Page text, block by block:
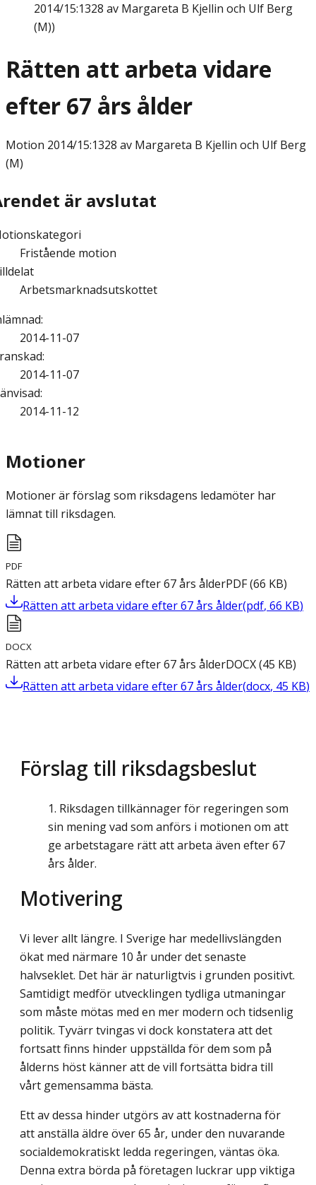
2014/15:1328 av Margareta B Kjellin och Ulf Berg
(M))
Rätten att arbeta vidare
efter 67 års ålder
Motion 2014/15:1328 av Margareta B Kjellin och Ulf Berg
(M)
är avslutat
Fristående motion
Arbetsmarknadsutskottet
:
2014-11-07
:
2014-11-07
:
2014-11-12
Motioner
Motioner är förslag som riksdagens ledamöter har
lämnat till riksdagen.
PDF
Rätten att arbeta vidare efter 67 års ålderPDF(66 KB)
Rätten att arbeta vidare efter 67 års ålder(pdf, 66 KB)
DOCX
Rätten att arbeta vidare efter 67 års ålderDOCX(45 KB)
Rätten att arbeta vidare efter 67 års ålder(docx, 45 KB)
Förslag till riksdagsbeslut
Riksdagen tillkännager för regeringen som
sin mening vad som anförs i motionen om att
ge arbetstagare rätt att arbeta även efter 67
års ålder.
Motivering
Vi lever allt längre. I Sverige har medellivslängden
ökat med närmare 10 år under det senaste
halvseklet. Det här är naturligtvis i grunden positivt.
Samtidigt medför utvecklingen tydliga utmaningar
som måste mötas med en mer modern och tidsenlig
politik. Tyvärr tvingas vi dock konstatera att det
fortsatt finns hinder uppställda för dem som på
ålderns höst känner att de vill fortsätta bidra till
vårt gemensamma bästa.
Ett av dessa hinder utgörs av att kostnaderna för
att anställa äldre över 65 år, under den nuvarande
socialdemokratiskt ledda regeringen, väntas öka.
Denna extra börda på företagen luckrar upp viktiga